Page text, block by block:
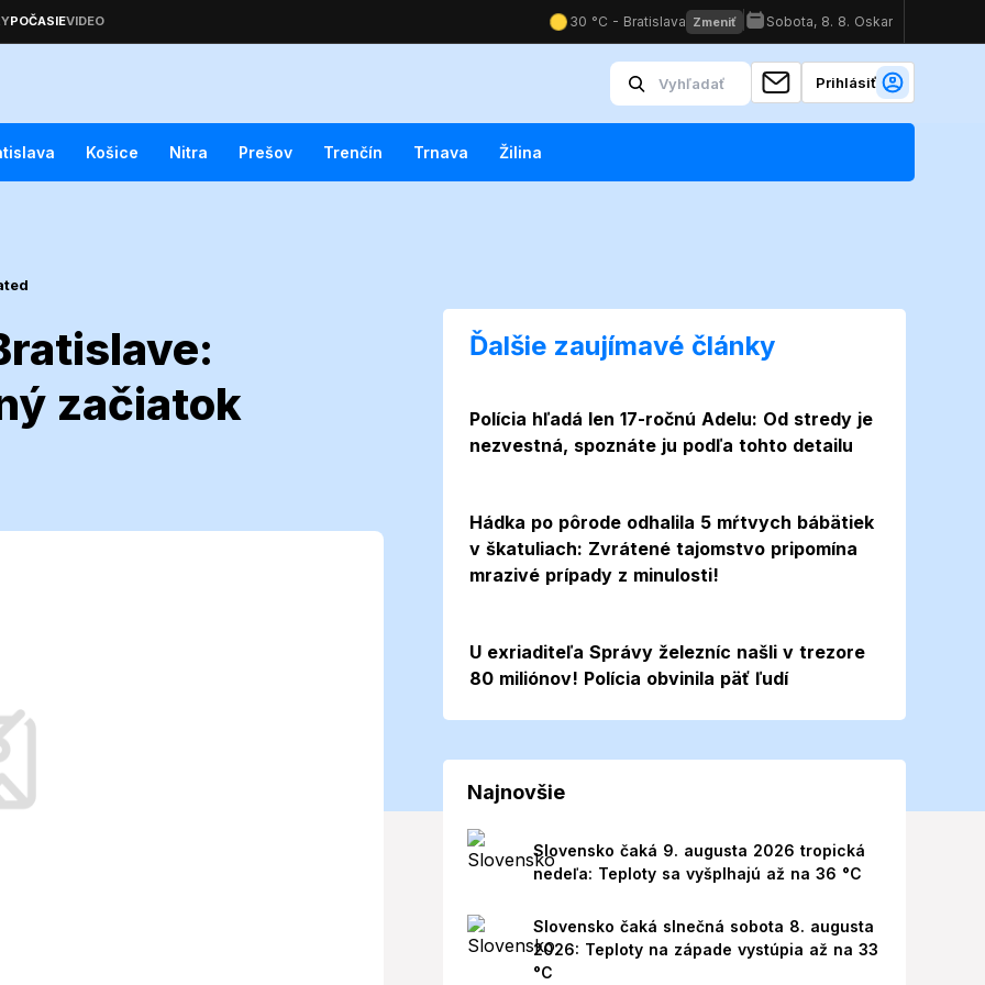
Prihlásiť
Košice Nitra Prešov Trenčín Trnava Žilina
začiatok
v
sa na
mesta zimný charakter počasia,
teplejšie oblečenie.
Ďalšie zaujímavé články
Polícia hľadá len 17-ročnú Adelu: Od stredy je
nezvestná, spoznáte ju podľa tohto detailu
Hádka po pôrode odhalila 5 mŕtvych bábätiek
v škatuliach: Zvrátené tajomstvo pripomína
mrazivé prípady z minulosti!
U exriaditeľa Správy železníc našli v trezore
80 miliónov! Polícia obvinila päť ľudí
Najnovšie
Slovensko čaká 9. augusta 2026 tropická
nedeľa: Teploty sa vyšplhajú až na 36 °C
Slovensko čaká slnečná sobota 8. augusta
2026: Teploty na západe vystúpia až na 33
°C